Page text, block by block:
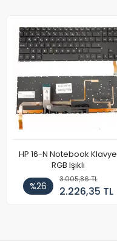
HP 16-N Notebook Klavye
RGB Işıklı
%26
3.005,86 TL
2.226,35 TL